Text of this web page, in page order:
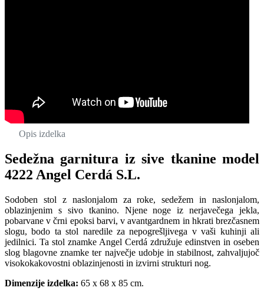
Opis izdelka
Sedežna garnitura iz sive tkanine model
4222 Angel Cerdá S.L.
Sodoben stol z naslonjalom za roke, sedežem in naslonjalom,
oblazinjenim s sivo tkanino. Njene noge iz nerjavečega jekla,
pobarvane v črni epoksi barvi, v avantgardnem in hkrati brezčasnem
slogu, bodo ta stol naredile za nepogrešljivega v vaši kuhinji ali
jedilnici. Ta stol znamke Angel Cerdá združuje edinstven in oseben
slog blagovne znamke ter največje udobje in stabilnost, zahvaljujoč
visokokakovostni oblazinjenosti in izvirni strukturi nog.
Dimenzije izdelka: 65 x 68 x 85 cm.